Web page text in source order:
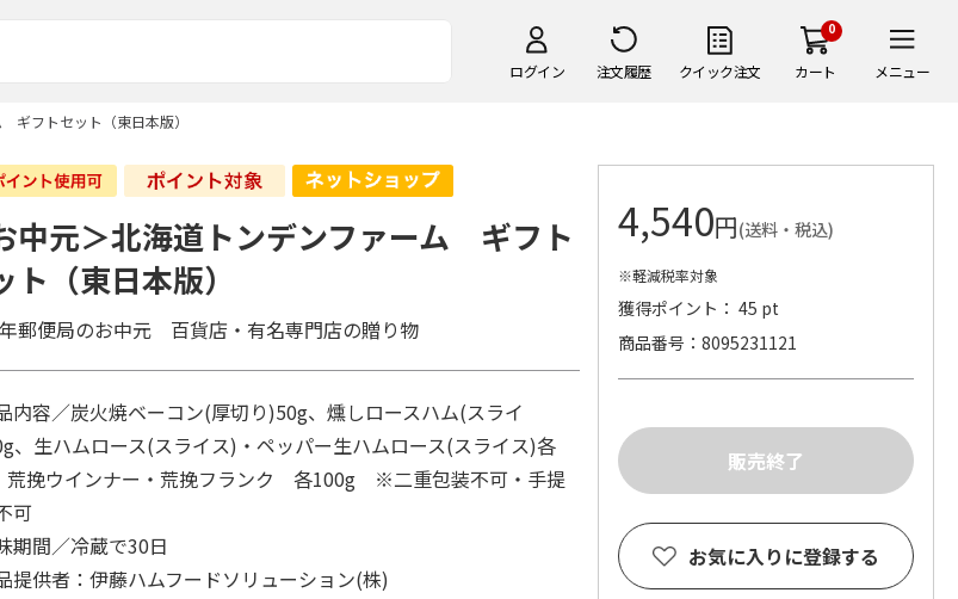
ログイン 注文履歴 クイック注文
0
カート メニュー
ギフトセット（東日本版）
中元＞北海道トンデンファーム ギフト
ト（東日本版）
郵便局のお中元 百貨店・有名専門店の贈り物
内容／炭火焼ベーコン(厚切り)50g、燻しロースハム(スライ
、生ハムロース(スライス)・ペッパー生ハムロース(スライス)各
荒挽ウインナー・荒挽フランク 各100g ※二重包装不可・手提
可
期間／冷蔵で30日
提供者：伊藤ハムフードソリューション(株)
4,540円(送料・税込)
※軽減税率対象
獲得ポイント： 45 pt
商品番号
8095231121
お気に入りに登録する